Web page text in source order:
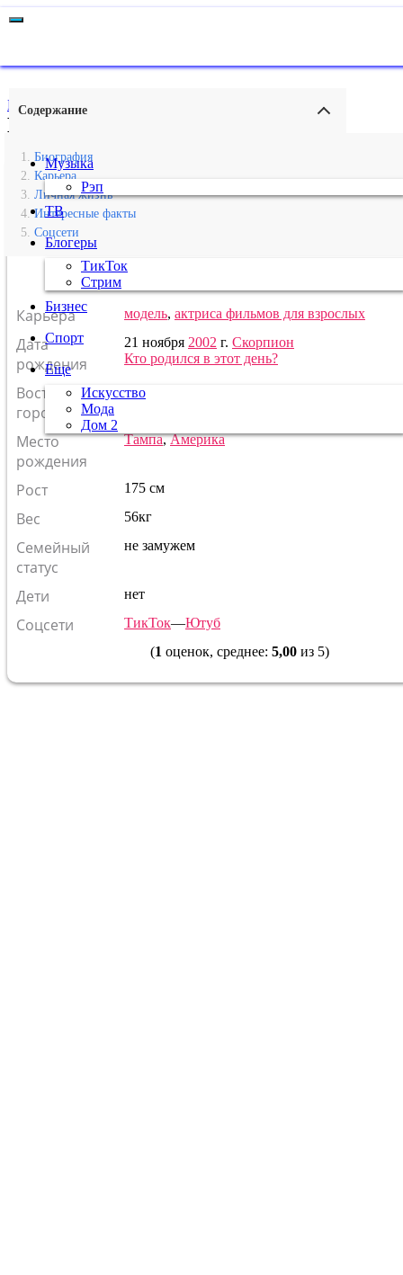
Содержание
Биография
Карьера
Личная жизнь
Интересные факты
Соцсети
Музыка
Рэп
ТВ
Блогеры
ТикТок
Стрим
Бизнес
Спорт
Еще
Искусство
Мода
Дом 2
Главная › Кино
Bri Blossom
Карьера модель, актриса фильмов для взрослых
Дата
рождения
21 ноября 2002 г. Скорпион
Кто родился в этот день?
Восточный
гороскоп
Лошадь
Место
рождения
Тампа,Америка
Рост 175 см
Вес 56кг
Семейный
статус
не замужем
Дети нет
Соцсети ТикТок—Ютуб
(1 оценок, среднее: 5,00из 5)